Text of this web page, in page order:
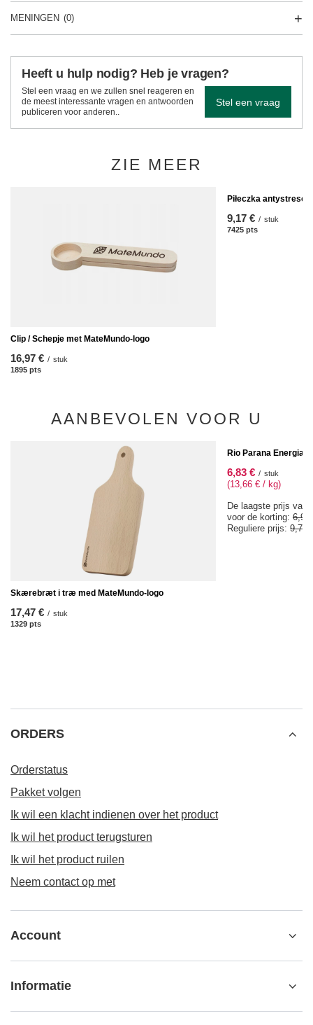
MENINGEN (0)
Heeft u hulp nodig? Heb je vragen?
Stel een vraag en we zullen snel reageren en
de meest interessante vragen en antwoorden
publiceren voor anderen..
Stel een vraag
ZIE MEER
Clip / Schepje met MateMundo-logo
16,97 € / stuk
1895 pts
Piłeczka
9,17 € / stuk
7425 pts
AANBEVOLEN VOOR U
Skærebræt i træ med MateMundo-logo
17,47 € / stuk
1329 pts
Rio Parana Energia
6,83 € / stuk
(13,66 € / kg)
De laagste prijs van
voor de korting: 6,98
Reguliere prijs: 9,77
ORDERS
Orderstatus
Pakket volgen
Ik wil een klacht indienen over het product
Ik wil het product terugsturen
Ik wil het product ruilen
Neem contact op met
Account
Informatie